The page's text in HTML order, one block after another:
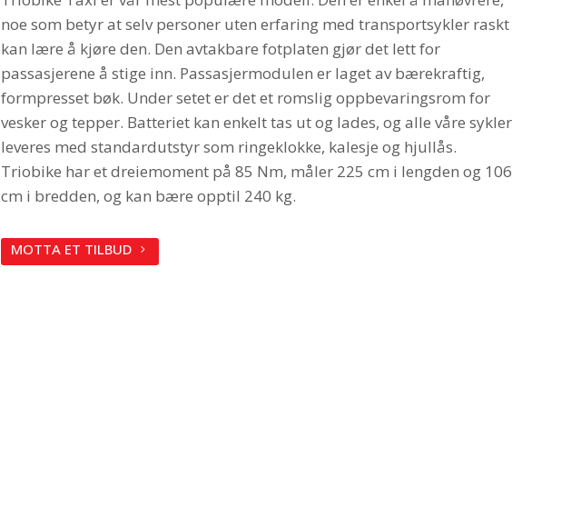
noe som betyr at selv personer uten erfaring med transportsykler raskt
kan lære å kjøre den. Den avtakbare fotplaten gjør det lett for
passasjerene å stige inn. Passasjermodulen er laget av bærekraftig,
formpresset bøk. Under setet er det et romslig oppbevaringsrom for
vesker og tepper. Batteriet kan enkelt tas ut og lades, og alle våre sykler
leveres med standardutstyr som ringeklokke, kalesje og hjullås.
Triobike har et dreiemoment på 85 Nm, måler 225 cm i lengden og 106
cm i bredden, og kan bære opptil 240 kg.
MOTTA ET TILBUD